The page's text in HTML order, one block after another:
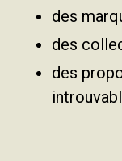
des
des
des